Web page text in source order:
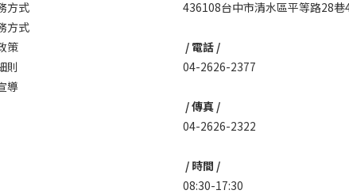
方式
方式
策
則
導
436108台中市清水區平等路28巷
/ 電話 /
04-2626-2377
/ 傳真 /
04-2626-2322
/ 時間 /
08:30-17:30